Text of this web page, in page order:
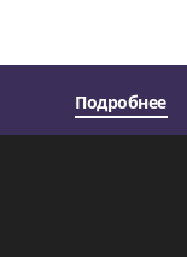
Подробнее